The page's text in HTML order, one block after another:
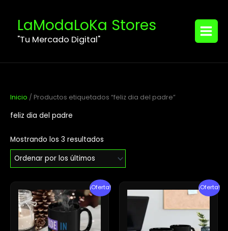
contenidoLaModaLoKa Stores
"Tu Mercado Digital"
MENU
Inicio / Productos etiquetados “feliz dia del padre”
feliz dia del padre
Mostrando los 3 resultados
últimos
¡Oferta!
precio
original
era:
$16.95.
precio
actual
es:
$9.95.
¡Oferta!
precio
era:
precio
es:
$14.05.